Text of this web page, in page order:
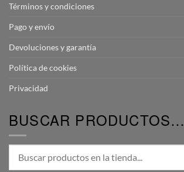
Términos y condiciones
Pago y envío
Devoluciones y garantía
Política de cookies
Privacidad
BUSCAR PRODUCTOS…